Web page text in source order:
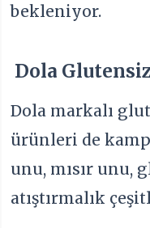
bekleniyor.
Dola
Dola markalı
ürünleri de
unu, mısır unu,
atıştırmalık